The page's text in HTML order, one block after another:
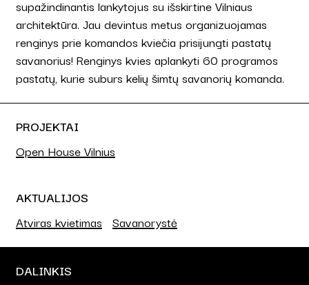
PROJEKTAI
Open House Vilnius
AKTUALIJOS
Atviras kvietimas Savanorystė
DALINKIS
supažindinantis lankytojus su išskirtine Vilniaus
architektūra. Jau devintus metus organizuojamas
renginys prie komandos kviečia prisijungti pastatų
savanorius! Renginys kvies aplankyti 60 programos
pastatų, kurie suburs kelių šimtų savanorių komanda.